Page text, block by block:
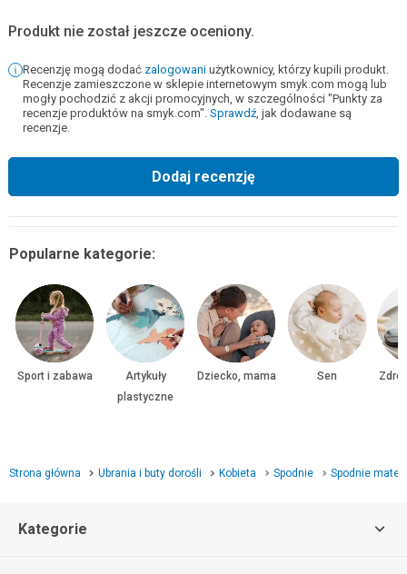
Produkt nie został jeszcze oceniony.
Recenzję mogą dodać zalogowani użytkownicy, którzy kupili produkt.
Recenzje zamieszczone w sklepie internetowym smyk.com mogą lub
mogły pochodzić z akcji promocyjnych, w szczególności "Punkty za
recenzje produktów na smyk.com". Sprawdź, jak dodawane są
recenzje.
Dodaj recenzję
Popularne kategorie:
Sport i zabawa
Artykuły
plastyczne
Dziecko, mama Sen
Strona główna Ubrania i buty dorośli Kobieta Spodnie Spodnie
Kategorie